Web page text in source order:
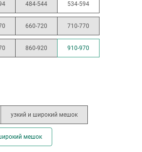
484-544 534-594
660-720 710-770
860-920 910-970
узкий и широкий мешок
мешок